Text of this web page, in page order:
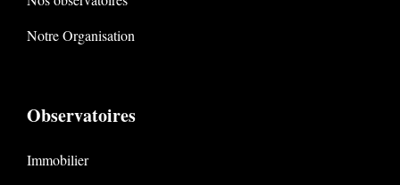
Notre Organisation
Observatoires
Immobilier